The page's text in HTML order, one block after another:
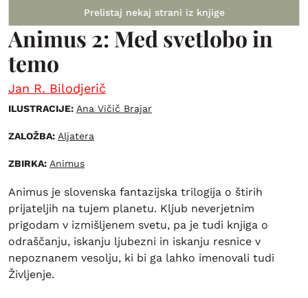
Prelistaj nekaj strani iz knjige
Animus 2: Med svetlobo in
temo
Jan R. Bilodjerič
ILUSTRACIJE: Ana Vičič Brajar
ZALOŽBA: Aljatera
ZBIRKA: Animus
Animus je slovenska fantazijska trilogija o štirih
prijateljih na tujem planetu. Kljub neverjetnim
prigodam v izmišljenem svetu, pa je tudi knjiga o
odraščanju, iskanju ljubezni in iskanju resnice v
nepoznanem vesolju, ki bi ga lahko imenovali tudi
Življenje.